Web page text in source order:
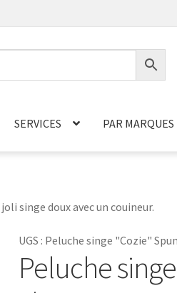
SERVICES PAR MARQUES
singe doux avec un couineur.
UGS : Peluche singe "Cozie"
Peluche